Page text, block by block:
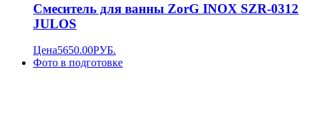
Смеситель для ванны ZorG INOX SZR-0312
JULOS
Цена5650.00РУБ.
Фото в подготовке